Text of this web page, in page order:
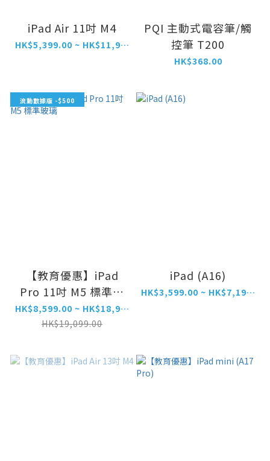
iPad Air 11吋 M4
HK$5,399.00 ~ HK$11,999.00
PQI 主動式電容筆/觸
控筆 T200
HK$368.00
流動數據版 -$500
【教育優惠】iPad
Pro 11吋 M5 標準玻
璃
HK$8,599.00 ~ HK$18,999.00
HK$19,099.00
iPad (A16)
HK$3,599.00 ~ HK$7,199.00